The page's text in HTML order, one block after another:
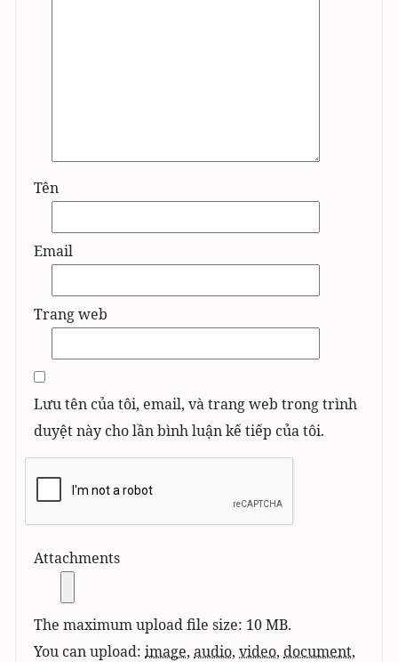
Tên
Email
Trang web
Lưu tên của tôi, email, và trang web trong trình
duyệt này cho lần bình luận kế tiếp của tôi.
Attachments
The maximum upload file size: 10 MB.
You can upload: image, audio, video, document,